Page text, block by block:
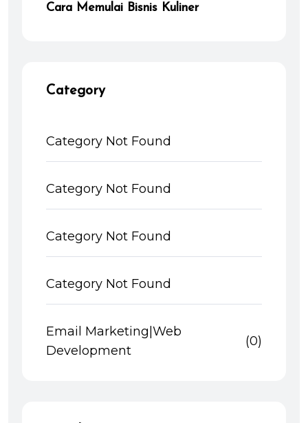
Cara Memulai Bisnis Kuliner
Category
Category Not Found
Category Not Found
Category Not Found
Category Not Found
Email Marketing|Web
Development
(0)